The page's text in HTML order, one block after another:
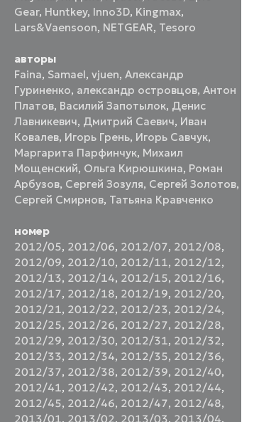
Gear, Huntkey, Inno3D, Kingmax,
Lars&Vaensoon, NETGEAR, Tesoro
авторы
Faina, Samael,vjuen,Александр
Гуриненко, александр островцов,Антон
Платов, Василий Запотылок, Денис
Лавникевич, Дмитрий Саевич, Иван
Ковалев, Игорь Грень, Игорь Савчук,
Маргарита Парфинчук, Михаил
Мощенский, Ольга Кирюшкина, Роман
Арбузов, Сергей Зозуля, Сергей Золотов,
Сергей Смирнов, Татьяна Кравченко
номер
2012/05, 2012/06, 2012/07, 2012/08,
2012/09, 2012/10, 2012/11, 2012/12,
2012/13, 2012/14, 2012/15, 2012/16,
2012/17, 2012/18, 2012/19, 2012/20,
2012/21, 2012/22, 2012/23, 2012/24,
2012/25, 2012/26, 2012/27, 2012/28,
2012/29, 2012/30, 2012/31, 2012/32,
2012/33, 2012/34, 2012/35, 2012/36,
2012/37, 2012/38, 2012/39, 2012/40,
2012/41, 2012/42, 2012/43, 2012/44,
2012/45, 2012/46, 2012/47, 2012/48,
2013/01, 2013/02, 2013/03, 2013/04,